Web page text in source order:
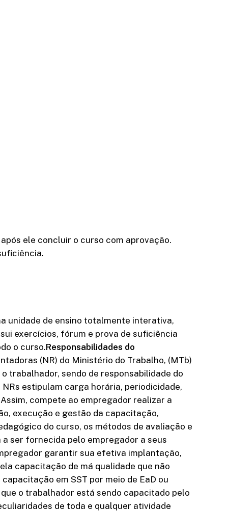
ele concluir o curso com aprovação.
unidade de ensino totalmente interativa,
exercícios, fórum e prova de suficiência
o curso.Responsabilidades do
(NR) do Ministério do Trabalho, (MTb)
trabalhador, sendo de responsabilidade do
estipulam carga horária, periodicidade,
compete ao empregador realizar a
execução e gestão da capacitação,
do curso, os métodos de avaliação e
ser fornecida pelo empregador a seus
garantir sua efetiva implantação,
capacitação de má qualidade que não
em SST por meio de EaD ou
o trabalhador está sendo capacitado pelo
de toda e qualquer atividade